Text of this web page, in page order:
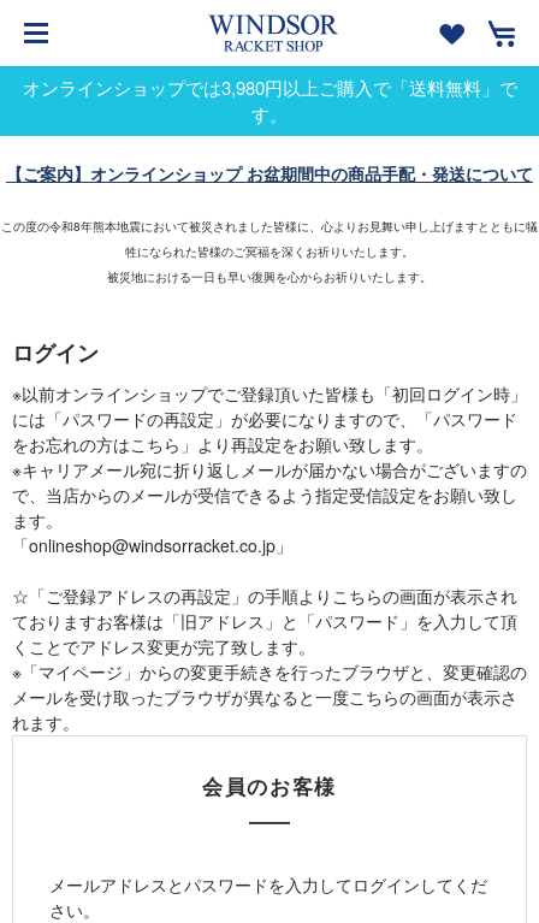
オンラインショップでは3,980円以上ご購入で「送料無料」で
す。
【ご案内】オンラインショップ お盆期間中の商品手配・発送について
この度の令和8年熊本地震において被災されました皆様に、心よりお見舞い申し上げますとともに犠
牲になられた皆様のご冥福を深くお祈りいたします。
被災地における一日も早い復興を心からお祈りいたします。
ログイン
※以前オンラインショップでご登録頂いた皆様も「初回ログイン時」
には「パスワードの再設定」が必要になりますので、「パスワード
をお忘れの方はこちら」より再設定をお願い致します。
※キャリアメール宛に折り返しメールが届かない場合がございますの
で、当店からのメールが受信できるよう指定受信設定をお願い致し
ます。
「onlineshop@windsorracket.co.jp」
☆「ご登録アドレスの再設定」の手順よりこちらの画面が表示され
ておりますお客様は「旧アドレス」と「パスワード」を入力して頂
くことでアドレス変更が完了致します。
※「マイページ」からの変更手続きを行ったブラウザと、変更確認の
メールを受け取ったブラウザが異なると一度こちらの画面が表示さ
れます。
会員のお客様
メールアドレスとパスワードを入力してログインしてくだ
さい。